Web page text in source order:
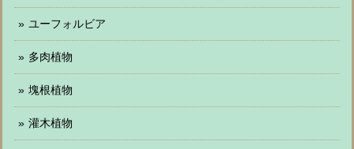
ユーフォルビア
多肉植物
塊根植物
灌木植物